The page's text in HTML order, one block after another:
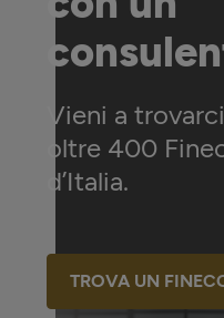
Vieni a
oltre 400
d’Italia.
TROVA UN